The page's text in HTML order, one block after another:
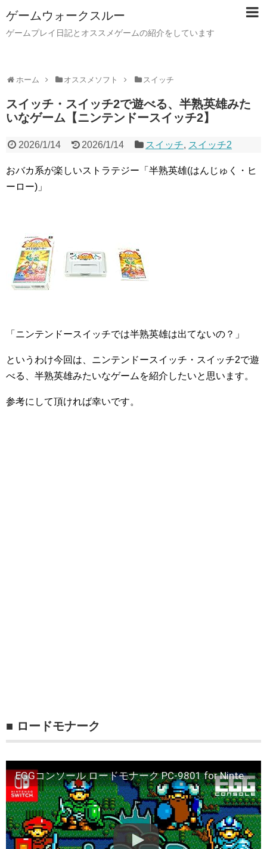
ゲームウォークスルー
ゲームプレイ日記とオススメゲームの紹介をしています
ホーム オススメソフト スイッチ
スイッチ・スイッチ2で遊べる、半熟英雄みた
いなゲーム【ニンテンドースイッチ2】
2026/1/14 2026/1/14 スイッチ, スイッチ2
おバカ系が楽しいストラテジー「半熟英雄(はんじゅく・ヒ
ーロー)」
「ニンテンドースイッチでは半熟英雄は出てないの？」
というわけ今回は、ニンテンドースイッチ・スイッチ2で遊
べる、半熟英雄みたいなゲームを紹介したいと思います。
参考にして頂ければ幸いです。
■ ロードモナーク
EGGコンソール ロードモナーク PC-9801 for Nintendo Switch（EGGCONSOLE LORD MONARCH)